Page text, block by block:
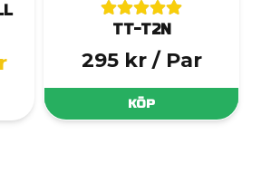
TT-T2N
295 kr / Par
KÖP